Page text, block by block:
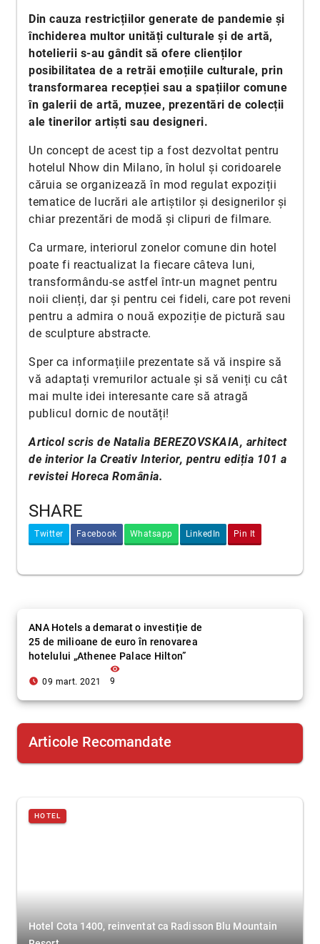
Din cauza restricțiilor generate de pandemie și
închiderea multor unități culturale și de artă,
hotelierii s-au gândit să ofere clienților
posibilitatea de a retrăi emoțiile culturale, prin
transformarea recepției sau a spațiilor comune
în galerii de artă, muzee, prezentări de colecții
ale tinerilor artiști sau designeri.
Un concept de acest tip a fost dezvoltat pentru
hotelul Nhow din Milano, în holul și coridoarele
căruia se organizează în mod regulat expoziții
tematice de lucrări ale artiștilor și designerilor și
chiar prezentări de modă și clipuri de filmare.
Ca urmare, interiorul zonelor comune din hotel
poate fi reactualizat la fiecare câteva luni,
transformându-se astfel într-un magnet pentru
noii clienți, dar și pentru cei fideli, care pot reveni
pentru a admira o nouă expoziție de pictură sau
de sculpture abstracte.
Sper ca informațiile prezentate să vă inspire să
vă adaptați vremurilor actuale și să veniți cu cât
mai multe idei interesante care să atragă
publicul dornic de noutăți!
Articol scris de Natalia BEREZOVSKAIA, arhitect
de interior la Creativ Interior, pentru ediția 101 a
revistei Horeca România.
SHARE
Twitter Facebook Whatsapp LinkedIn Pin It
ANA Hotels a demarat o investiție de
25 de milioane de euro în renovarea
hotelului „Athenee Palace Hilton”
access_time_filled 09 mart. 2021
visibility
9
Articole Recomandate
HOTEL
Hotel Cota 1400, reinventat ca Radisson Blu Mountain